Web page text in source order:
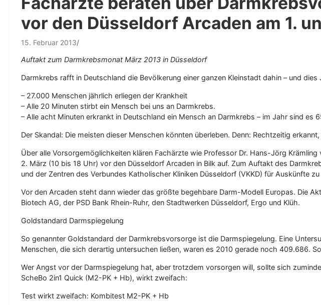
vor den Düsseldorf Arcaden am 1.
15. Februar 2013
Auftakt zum Darmkrebsmonat März 2013 in Düsseldorf
Darmkrebs rafft in Deutschland die Bevölkerung einer ganzen Kleinstadt dahin – und dies
– 27.000 Menschen jährlich erliegen der Krankheit
– Alle 20 Minuten stirbt ein Mensch bei uns an Darmkrebs.
– Alle acht Minuten erkrankt in Deutschland ein Mensch an Darmkrebs – im Jahr sind es
Der Skandal: Die meisten dieser Menschen könnten überleben. Denn: Rechtzeitig
Über alle Vorsorgemöglichkeiten klären Fachärzte wie Professor Dr. Hans-Jörg
2. März (10 bis 18 Uhr) vor den Düsseldorf Arcaden in Bilk auf. Zum Auftakt des
und der Zentren des Verbundes Katholischer Kliniken Düsseldorf (VKKD) für Auskünfte
Vor den Arcaden steht dann wieder das größte begehbare Darm-Modell Europas. Die
Biotech AG, der PSD Bank Rhein-Ruhr, den Stadtwerken Düsseldorf, Ergo und Klüh.
Goldstandard Darmspiegelung
So genannter Goldstandard der Darmkrebsvorsorge ist die Darmspiegelung. Eine
Menschen, die sich derartig untersuchen ließen, waren es 2010 gerade noch 409.686.
Wer Angst vor der Darmspiegelung hat, aber trotzdem vorsorgen will, sollte sich
ScheBo 2in1 Quick (M2-PK + Hb), wirkt zweifach:
Test wirkt zweifach: Kombitest M2-PK + Hb